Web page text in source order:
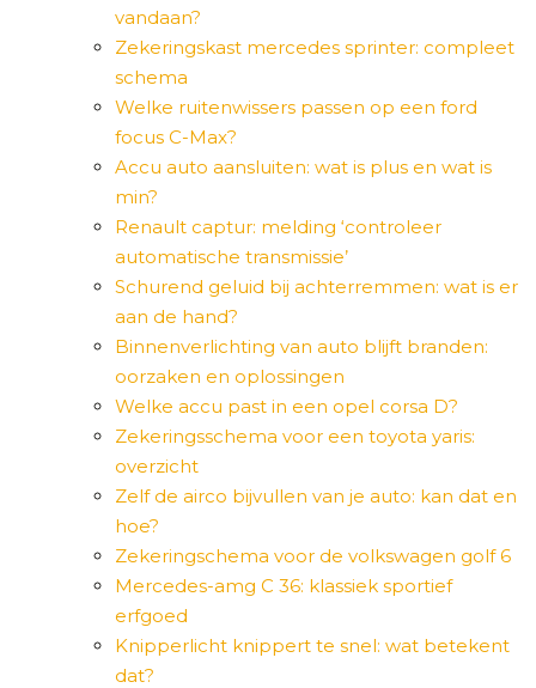
vandaan?
Zekeringskast mercedes sprinter: compleet
schema
Welke ruitenwissers passen op een ford
focus C-Max?
Accu auto aansluiten: wat is plus en wat is
min?
Renault captur: melding ‘controleer
automatische transmissie’
Schurend geluid bij achterremmen: wat is er
aan de hand?
Binnenverlichting van auto blijft branden:
oorzaken en oplossingen
Welke accu past in een opel corsa D?
Zekeringsschema voor een toyota yaris:
overzicht
Zelf de airco bijvullen van je auto: kan dat en
hoe?
Zekeringschema voor de volkswagen golf 6
Mercedes-amg C 36: klassiek sportief
erfgoed
Knipperlicht knippert te snel: wat betekent
dat?